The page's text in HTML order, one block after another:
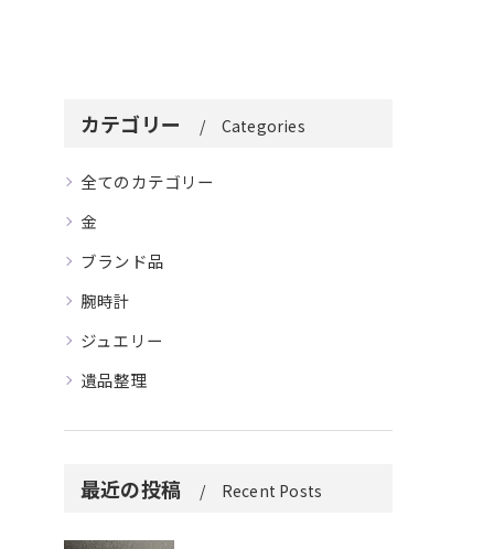
カテゴリー Categories
全てのカテゴリー
金
ブランド品
腕時計
ジュエリー
遺品整理
最近の投稿 Recent Posts